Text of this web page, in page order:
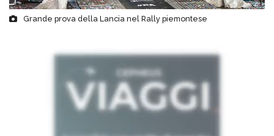
Grande prova della Lancia nel Rally piemontese